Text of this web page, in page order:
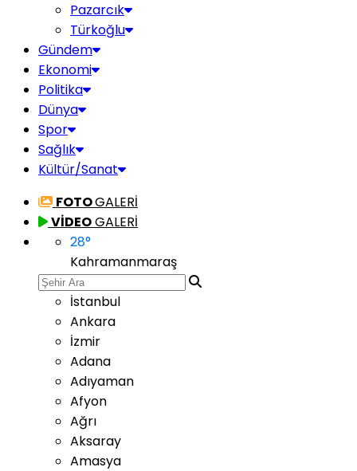
Pazarcık
Türkoğlu
Gündem
Ekonomi
Politika
Dünya
Spor
Sağlık
Kültür/Sanat
FOTOGALERİ
VİDEOGALERİ
28°
Kahramanmaraş
İstanbul
Ankara
İzmir
Adana
Adıyaman
Afyon
Ağrı
Aksaray
Amasya